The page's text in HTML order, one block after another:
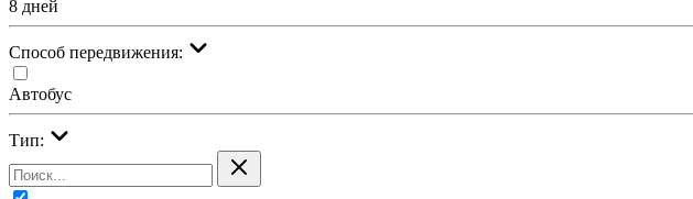
8 дней
Cпособ передвижения:
Автобус
Тип: